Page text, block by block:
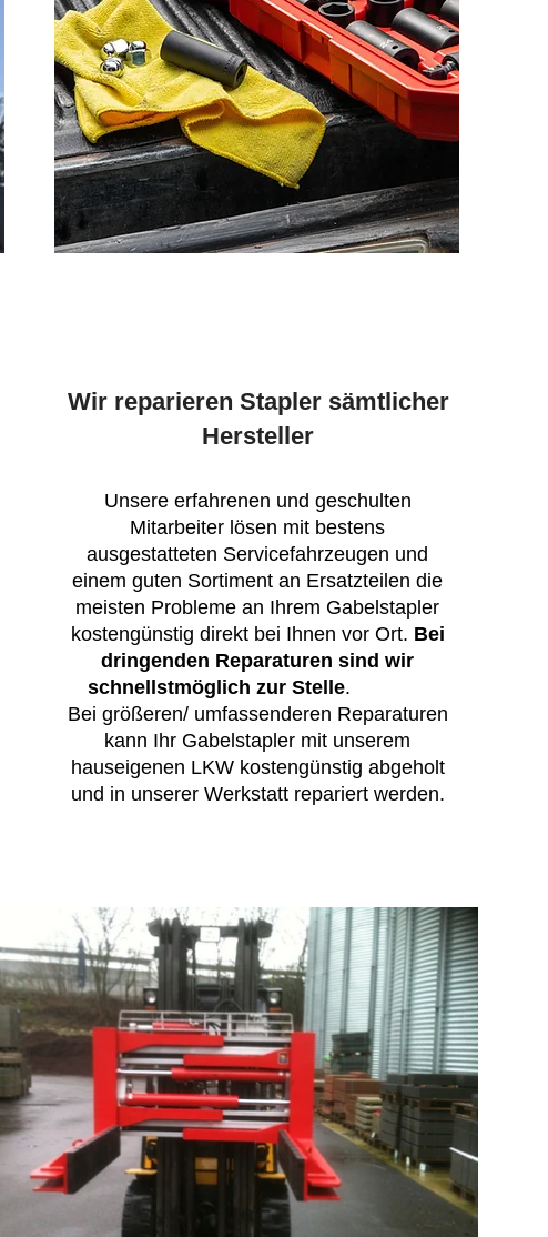
Wir reparieren Stapler sämtlicher
Hersteller
Unsere erfahrenen und geschulten
Mitarbeiter lösen mit bestens
ausgestatteten Servicefahrzeugen und
einem guten Sortiment an Ersatzteilen die
meisten Probleme an Ihrem Gabelstapler
kostengünstig direkt bei Ihnen vor Ort. Bei
dringenden Reparaturen sind wir
schnellstmöglich zur Stelle.
Bei größeren/ umfassenderen Reparaturen
kann Ihr Gabelstapler mit unserem
hauseigenen LKW kostengünstig abgeholt
und in unserer Werkstatt repariert werden.